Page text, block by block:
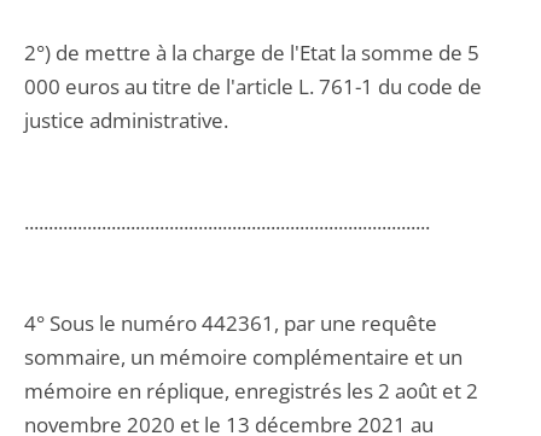
2°) de mettre à la charge de l'Etat la somme de 5
000 euros au titre de l'article L. 761-1 du code de
justice administrative.
....................................................................................
4° Sous le numéro 442361, par une requête
sommaire, un mémoire complémentaire et un
mémoire en réplique, enregistrés les 2 août et 2
novembre 2020 et le 13 décembre 2021 au